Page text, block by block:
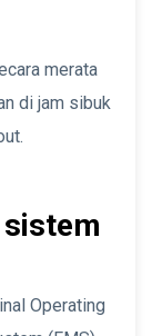
merata
di jam sibuk
Operating